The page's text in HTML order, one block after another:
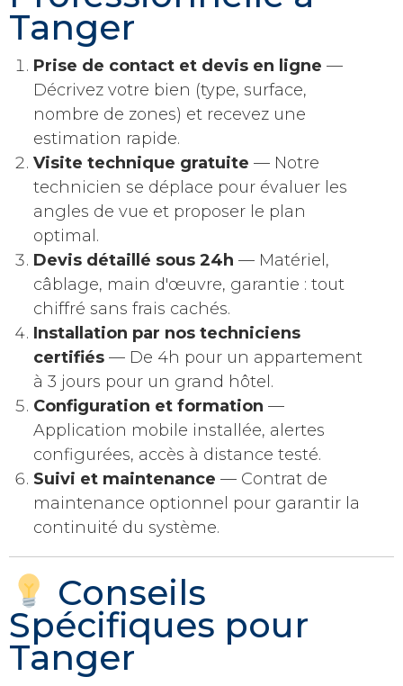
Tanger
Prise de contact et devis en ligne —
Décrivez votre bien (type, surface,
nombre de zones) et recevez une
estimation rapide.
Visite technique gratuite — Notre
technicien se déplace pour évaluer les
angles de vue et proposer le plan
optimal.
Devis détaillé sous 24h — Matériel,
câblage, main d'œuvre, garantie : tout
chiffré sans frais cachés.
Installation par nos techniciens
certifiés — De 4h pour un appartement
à 3 jours pour un grand hôtel.
Configuration et formation —
Application mobile installée, alertes
configurées, accès à distance testé.
Suivi et maintenance — Contrat de
maintenance optionnel pour garantir la
continuité du système.
Conseils
Spécifiques pour
Tanger